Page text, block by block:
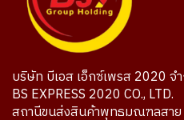
บริษัท บีเอส เอ็กซ์เพรส 2020 จ
BS EXPRESS 2020 CO., LTD.
สถานีขนส่งสินค้าพุทธมณฑลสา